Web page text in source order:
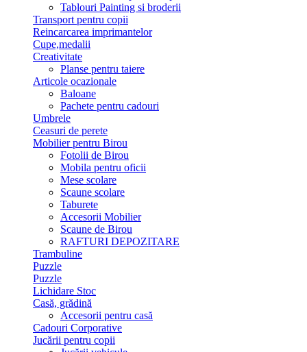
Tablouri Painting si broderii
Transport pentru copii
Reincarcarea imprimantelor
Cupe,medalii
Creativitate
Planse pentru taiere
Articole ocazionale
Baloane
Pachete pentru cadouri
Umbrele
Ceasuri de perete
Mobilier pentru Birou
Fotolii de Birou
Mobila pentru oficii
Mese scolare
Scaune scolare
Taburete
Accesorii Mobilier
Scaune de Birou
RAFTURI DEPOZITARE
Trambuline
Puzzle
Puzzle
Lichidare Stoc
Casă, grădină
Accesorii pentru casă
Cadouri Corporative
Jucării pentru copii